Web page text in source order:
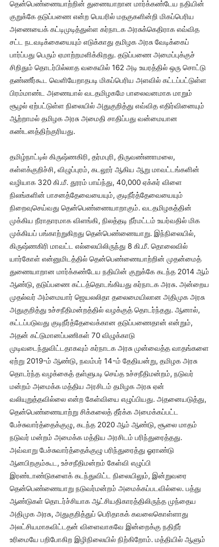
தென்பெண்ணையாற்றின் துணையாறான மார்க்கண்டேய நதியின்
குறுக்கே தடுப்பணை என்ற பெயரில் மதகுகளின்றி மிகப்பெரிய
அணையைக் கட்டிமுடித்துள்ள கர்நாடக அரசுக்கெதிராக எவ்வித
சட்ட நடவடிக்கையையும் எடுக்காது தமிழக அரசு வேடிக்கைப்
பார்ப்பது பெரும் ஏமாற்றமளிக்கிறது. தடுப்பணை அமைப்புக்குச்
சிறிதும் தொடர்பில்லாத வகையில் 162 அடி உயரத்தில் ஒரு சொட்டு
தண்ணீர்கூட வெளியேறாதபடி மிகப்பெரிய அளவில் கட்டப்பட்டுள்ள
பிரம்மாண்ட அணையால் வடதமிழகமே பாலைவனமாக மாறும்
சூழல் ஏற்பட்டுள்ள நிலையில் அதுகுறித்து எவ்வித எதிர்வினையும்
ஆற்றாமல் தமிழக அரசு அமைதி சாதிப்பது வன்மையான
கண்டனத்திற்குரியது.
தமிழ்நாட்டில் கிருஷ்ணகிரி, தர்மபுரி, திருவண்ணாமலை,
கள்ளக்குறிச்சி, விழுப்புரம், கடலூர் ஆகிய ஆறு மாவட்டங்களின்
வழியாக 320 கி.மீ. தூரம் பாய்ந்து, 40,000 ஏக்கர் விளை
நிலங்களின் பாசனத்தேவையையும், குடிநீர்த்தேவையையும்
நிறைவுசெய்வது தென்பெண்ணையாறாகும். வடதமிழகத்தின்
முக்கிய நீராதாரமாக விளங்கி, நிலத்தடி நீர்மட்டம் உயர்வதில் மிக
முக்கியப் பங்காற்றுகிறது தென்பெண்ணையாறு. இந்நிலையில்,
கிருஷ்ணகிரி மாவட்ட எல்லையிலிருந்து 8 கி.மீ. தொலைவில்
யார்கோள் என்னுமிடத்தில் தென்பெண்ணையாற்றின் முதன்மைத்
துணையாறான மார்க்கண்டேய நதியின் குறுக்கே கடந்த 2014 ஆம்
ஆண்டு, தடுப்பணை கட்டத்தொடங்கியது கர்நாடக அரசு. அன்றைய
முதல்வர் அம்மையார் ஜெயலலிதா தலைமையிலான அதிமுக அரசு
அதுகுறித்து உச்சநீதிமன்றத்தில் வழக்குத் தொடர்ந்தது. ஆனால்,
கட்டப்படுவது குடிநீர்த்தேவைக்கான தடுப்பணைதான் என்றும்,
அதன் கட்டுமானப்பணிகள் 70 விழுக்காடு
முடிவடைந்துவிட்டதாகவும் கர்நாடக அரசு முன்வைத்த வாதங்களை
ஏற்று 2019-ம் ஆண்டு, நவம்பர் 14-ம் தேதியன்று, தமிழக அரசு
தொடர்ந்த வழக்கைத் தள்ளுபடி செய்த உச்சநீதிமன்றம், நடுவர்
மன்றம் அமைக்க மத்திய அரசிடம் தமிழக அரசு ஏன்
வலியுறுத்தவில்லை என்ற கேள்வியை எழுப்பியது. அதனையடுத்து,
தென்பெண்ணையாற்று சிக்கலைத் தீர்க்க அமைக்கப்பட்ட
பேச்சுவார்த்தைக்குழு, கடந்த 2020 ஆம் ஆண்டு, சூலை மாதம்
நடுவர் மன்றம் அமைக்க மத்திய அரசிடம் பரிந்துரைத்தது.
அவ்வாறு பேச்சுவார்த்தைக்குழு பரிந்துரைத்து ஓராண்டு
ஆனபிறகும்கூட, உச்சநீதிமன்றம் கேள்வி எழுப்பி
இரண்டாண்டுகளைக் கடந்துவிட்ட நிலையிலும், இன்றுவரை
தென்பெண்ணையாறு நடுவர்மன்றம் அமைக்கப்படவில்லை. பத்து
ஆண்டுகள் தொடர்ச்சியாக ஆட்சியதிகாரத்திலிருந்த முந்தைய
அதிமுக அரசு, அதுகுறித்துப் பெரிதாகக் கவலைகொள்ளாது
அலட்சியமாகவிட்டதன் விளைவாகவே இன்றைக்கு நதிநீர்
உரிமையே பறிபோகிற இழிநிலையில் நிற்கிறோம். மத்தியில் ஆளும்